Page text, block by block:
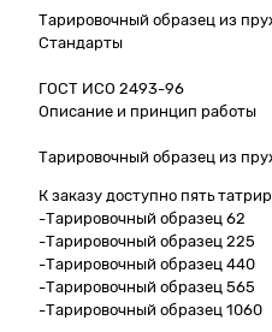
Тарировочный образец из
Стандарты
ГОСТ ИСО 2493-96
Описание и принцип работы
Тарировочный образец из
К заказу доступно пять
-Тарировочный образец 62
-Тарировочный образец 225
-Тарировочный образец 440
-Тарировочный образец 565
-Тарировочный образец 1060